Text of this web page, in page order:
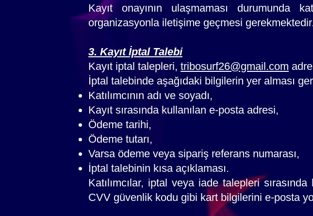
Kayıt onayının ulaşmaması durumunda
organizasyonla iletişime geçmesi
3. Kayıt İptal Talebi
Kayıt iptal talepleri, tribosurf26@gmail.com
İptal talebinde aşağıdaki bilgilerin yer alması
Katılımcının adı ve soyadı,
Kayıt sırasında kullanılan e-posta adresi,
Ödeme tarihi,
Ödeme tutarı,
Varsa ödeme veya sipariş referans numarası,
İptal talebinin kısa açıklaması.
Katılımcılar, iptal veya iade talepleri
CVV güvenlik kodu gibi kart bilgilerini e-posta